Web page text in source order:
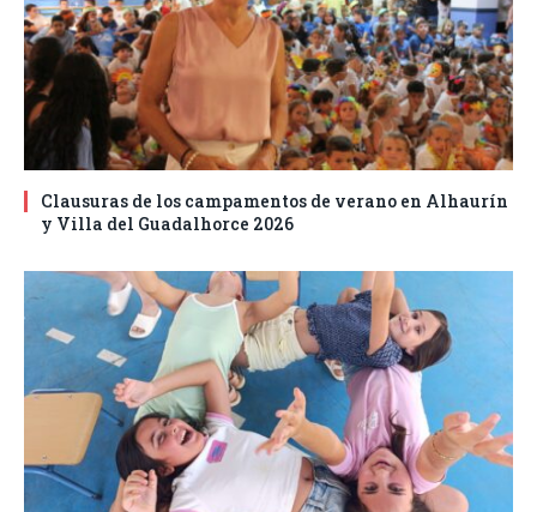
Clausuras de los campamentos de verano en Alhaurín
y Villa del Guadalhorce 2026